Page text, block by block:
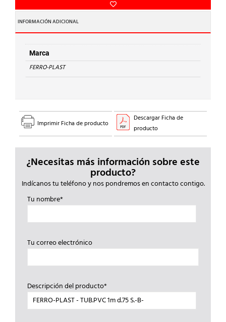
TUB.PVC
1m
d.75
S.-
B-
cantidad
INFORMACIÓN ADICIONAL
Marca
FERRO-PLAST
Imprimir Ficha de producto
Descargar Ficha de
producto
¿Necesitas más información sobre este
producto?
Indícanos tu teléfono y nos pondremos en contacto contigo.
Tu nombre*
Tu correo electrónico
Descripción del producto*